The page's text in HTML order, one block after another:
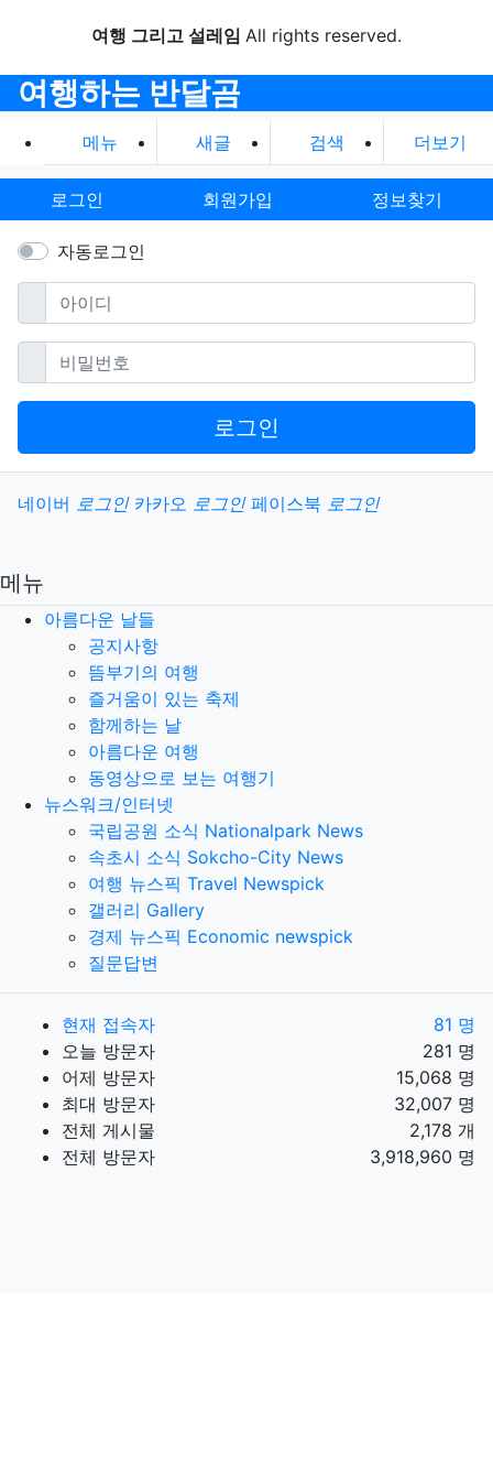
여행 그리고 설레임 All rights reserved.
여행하는 반달곰
메뉴 새글 검색 더보기
로그인 회원가입 정보찾기
자동로그인
아이디필수
비밀번호필수
로그인
소셜계정으로 로그인
네이버 로그인 카카오 로그인 페이스북 로그인
메뉴
아름다운 날들
공지사항
뜸부기의 여행
즐거움이 있는 축제
함께하는 날
아름다운 여행
동영상으로 보는 여행기
뉴스워크/인터넷
국립공원 소식 Nationalpark News
속초시 소식 Sokcho-City News
여행 뉴스픽 Travel Newspick
갤러리 Gallery
경제 뉴스픽 Economic newspick
질문답변
현재 접속자
81 명
오늘 방문자
281 명
어제 방문자
15,068 명
최대 방문자
32,007 명
전체 게시물
2,178 개
전체 방문자
3,918,960 명